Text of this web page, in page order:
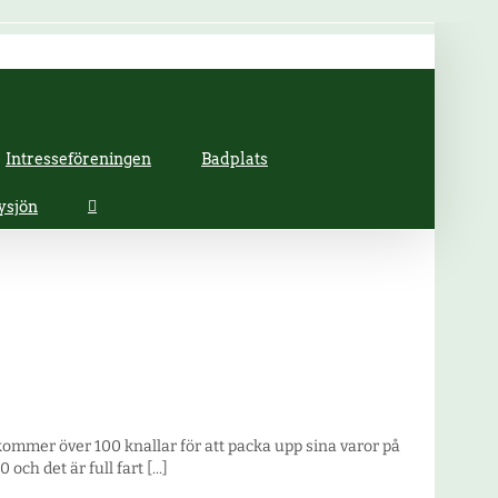
Intresseföreningen Badplats
över 100 knallar för att packa upp sina varor på
och det är full fart [...]